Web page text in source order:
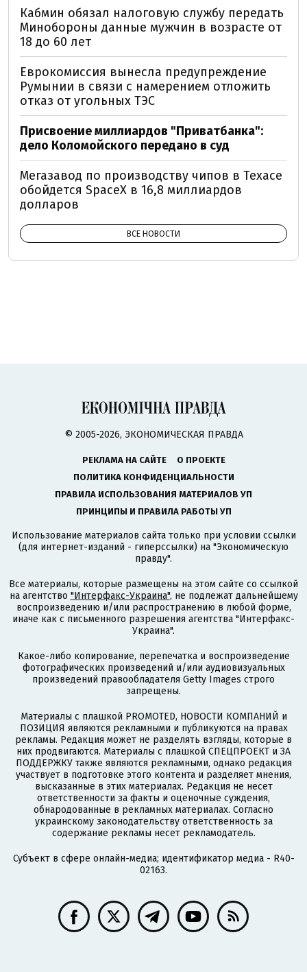
Кабмин обязал налоговую службу передать
Минобороны данные мужчин в возрасте от
18 до 60 лет
Еврокомиссия вынесла предупреждение
Румынии в связи с намерением отложить
отказ от угольных ТЭС
Присвоение миллиардов "Приватбанка":
дело Коломойского передано в суд
Мегазавод по производству чипов в Техасе
обойдется SpaceX в 16,8 миллиардов
долларов
ВСЕ НОВОСТИ
© 2005-2026, ЭКОНОМИЧЕСКАЯ ПРАВДА
РЕКЛАМА НА САЙТЕ
О ПРОЕКТЕ
ПОЛИТИКА КОНФИДЕНЦИАЛЬНОСТИ
ПРАВИЛА ИСПОЛЬЗОВАНИЯ МАТЕРИАЛОВ УП
ПРИНЦИПЫ И ПРАВИЛА РАБОТЫ УП
Использование материалов сайта только при условии ссылки
(для интернет-изданий - гиперссылки) на "Экономическую
правду".
Все материалы, которые размещены на этом сайте со ссылкой
на агентство "Интерфакс-Украина", не подлежат дальнейшему
воспроизведению и/или распространению в любой форме,
иначе как с письменного разрешения агентства "Интерфакс-
Украина".
Какое-либо копирование, перепечатка и воспроизведение
фотографических произведений и/или аудиовизуальных
произведений правообладателя Getty Images строго
запрещены.
Материалы с плашкой PROMOTED, НОВОСТИ КОМПАНИЙ и
ПОЗИЦИЯ являются рекламными и публикуются на правах
рекламы. Редакция может не разделять взгляды, которые в
них продвигаются. Материалы с плашкой СПЕЦПРОЕКТ и ЗА
ПОДДЕРЖКУ также являются рекламными, однако редакция
участвует в подготовке этого контента и разделяет мнения,
высказанные в этих материалах. Редакция не несет
ответственности за факты и оценочные суждения,
обнародованные в рекламных материалах. Согласно
украинскому законодательству ответственность за
содержание рекламы несет рекламодатель.
Субъект в сфере онлайн-медиа; идентификатор медиа - R40-
02163.